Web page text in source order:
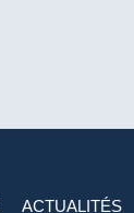
ACTUALITÉS